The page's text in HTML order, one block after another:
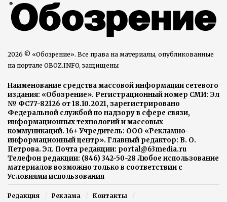
2026 © «Обозрение». Все права на материалы, опубликованные
на портале OBOZ.INFO, защищены
Наименование средства массовой информации сетевого
издания: «Обозрение». Регистрационный номер СМИ: Эл
№ ФС77-82126 от 18.10.2021, зарегистрировано
Федеральной службой по надзору в сфере связи,
информационных технологий и массовых
коммуникаций. 16+ Учредитель: ООО «Рекламно-
информационный центр». Главный редактор: В. О.
Петрова. Эл. Почта редакции: portal@63media.ru
Телефон редакции: (846) 342-50-28 Любое использование
материалов возможно только в соответствии с
Условиями использования
Редакция Реклама
Контакты